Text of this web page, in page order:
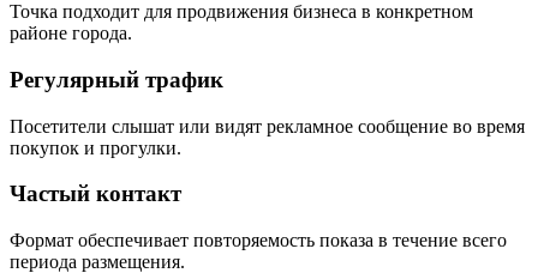
Точка подходит для продвижения бизнеса в конкретном
районе города.
Регулярный трафик
Посетители слышат или видят рекламное сообщение во время
покупок и прогулки.
Частый контакт
Формат обеспечивает повторяемость показа в течение всего
периода размещения.